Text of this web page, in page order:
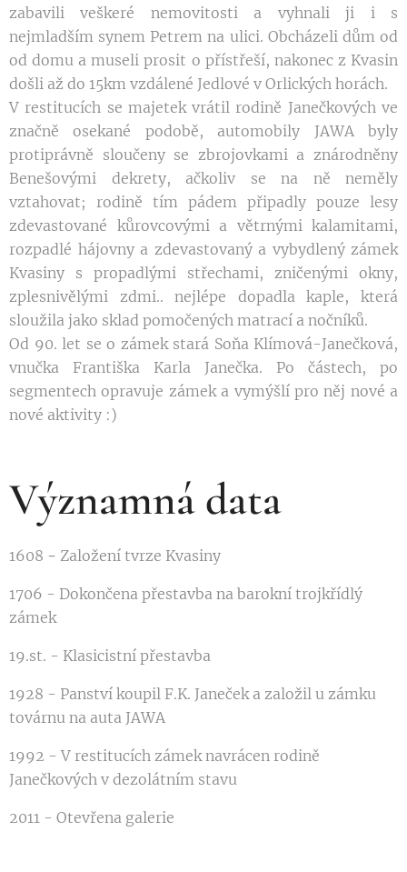
zabavili veškeré nemovitosti a vyhnali ji i s
nejmladším synem Petrem na ulici. Obcházeli dům od
od domu a museli prosit o přístřeší, nakonec z Kvasin
došli až do 15km vzdálené Jedlové v Orlických horách.
V restitucích se majetek vrátil rodině Janečkových ve
značně osekané podobě, automobily JAWA byly
protiprávně sloučeny se zbrojovkami a znárodněny
Benešovými dekrety, ačkoliv se na ně neměly
vztahovat; rodině tím pádem připadly pouze lesy
zdevastované kůrovcovými a větrnými kalamitami,
rozpadlé hájovny a zdevastovaný a vybydlený zámek
Kvasiny s propadlými střechami, zničenými okny,
zplesnivělými zdmi.. nejlépe dopadla kaple, která
sloužila jako sklad pomočených matrací a nočníků.
Od 90. let se o zámek stará Soňa Klímová-Janečková,
vnučka Františka Karla Janečka. Po částech, po
segmentech opravuje zámek a vymýšlí pro něj nové a
nové aktivity :)
Významná data
1608 - Založení tvrze Kvasiny
1706 - Dokončena přestavba na barokní trojkřídlý
zámek
19.st. - Klasicistní přestavba
1928 - Panství koupil F.K. Janeček a založil u zámku
továrnu na auta JAWA
1992 - V restitucích zámek navrácen rodině
Janečkových v dezolátním stavu
2011 - Otevřena galerie